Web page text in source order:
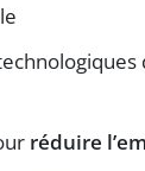
réduire